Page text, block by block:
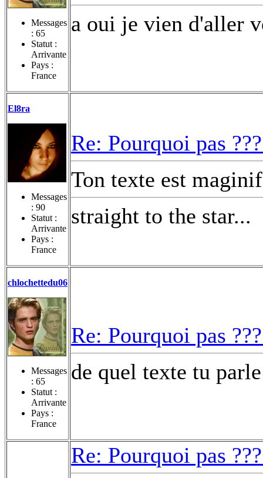
Messages
: 65
Statut :
Arrivante
Pays :
France
a oui je vien d'aller
El8ra
Messages
: 90
Statut :
Arrivante
Pays :
France
Re: Pourquoi pas
Ton texte est
straight to the star...
chlochettedu06
Messages
: 65
Statut :
Arrivante
Pays :
France
Re: Pourquoi pas
de quel texte tu
Re: Pourquoi pas